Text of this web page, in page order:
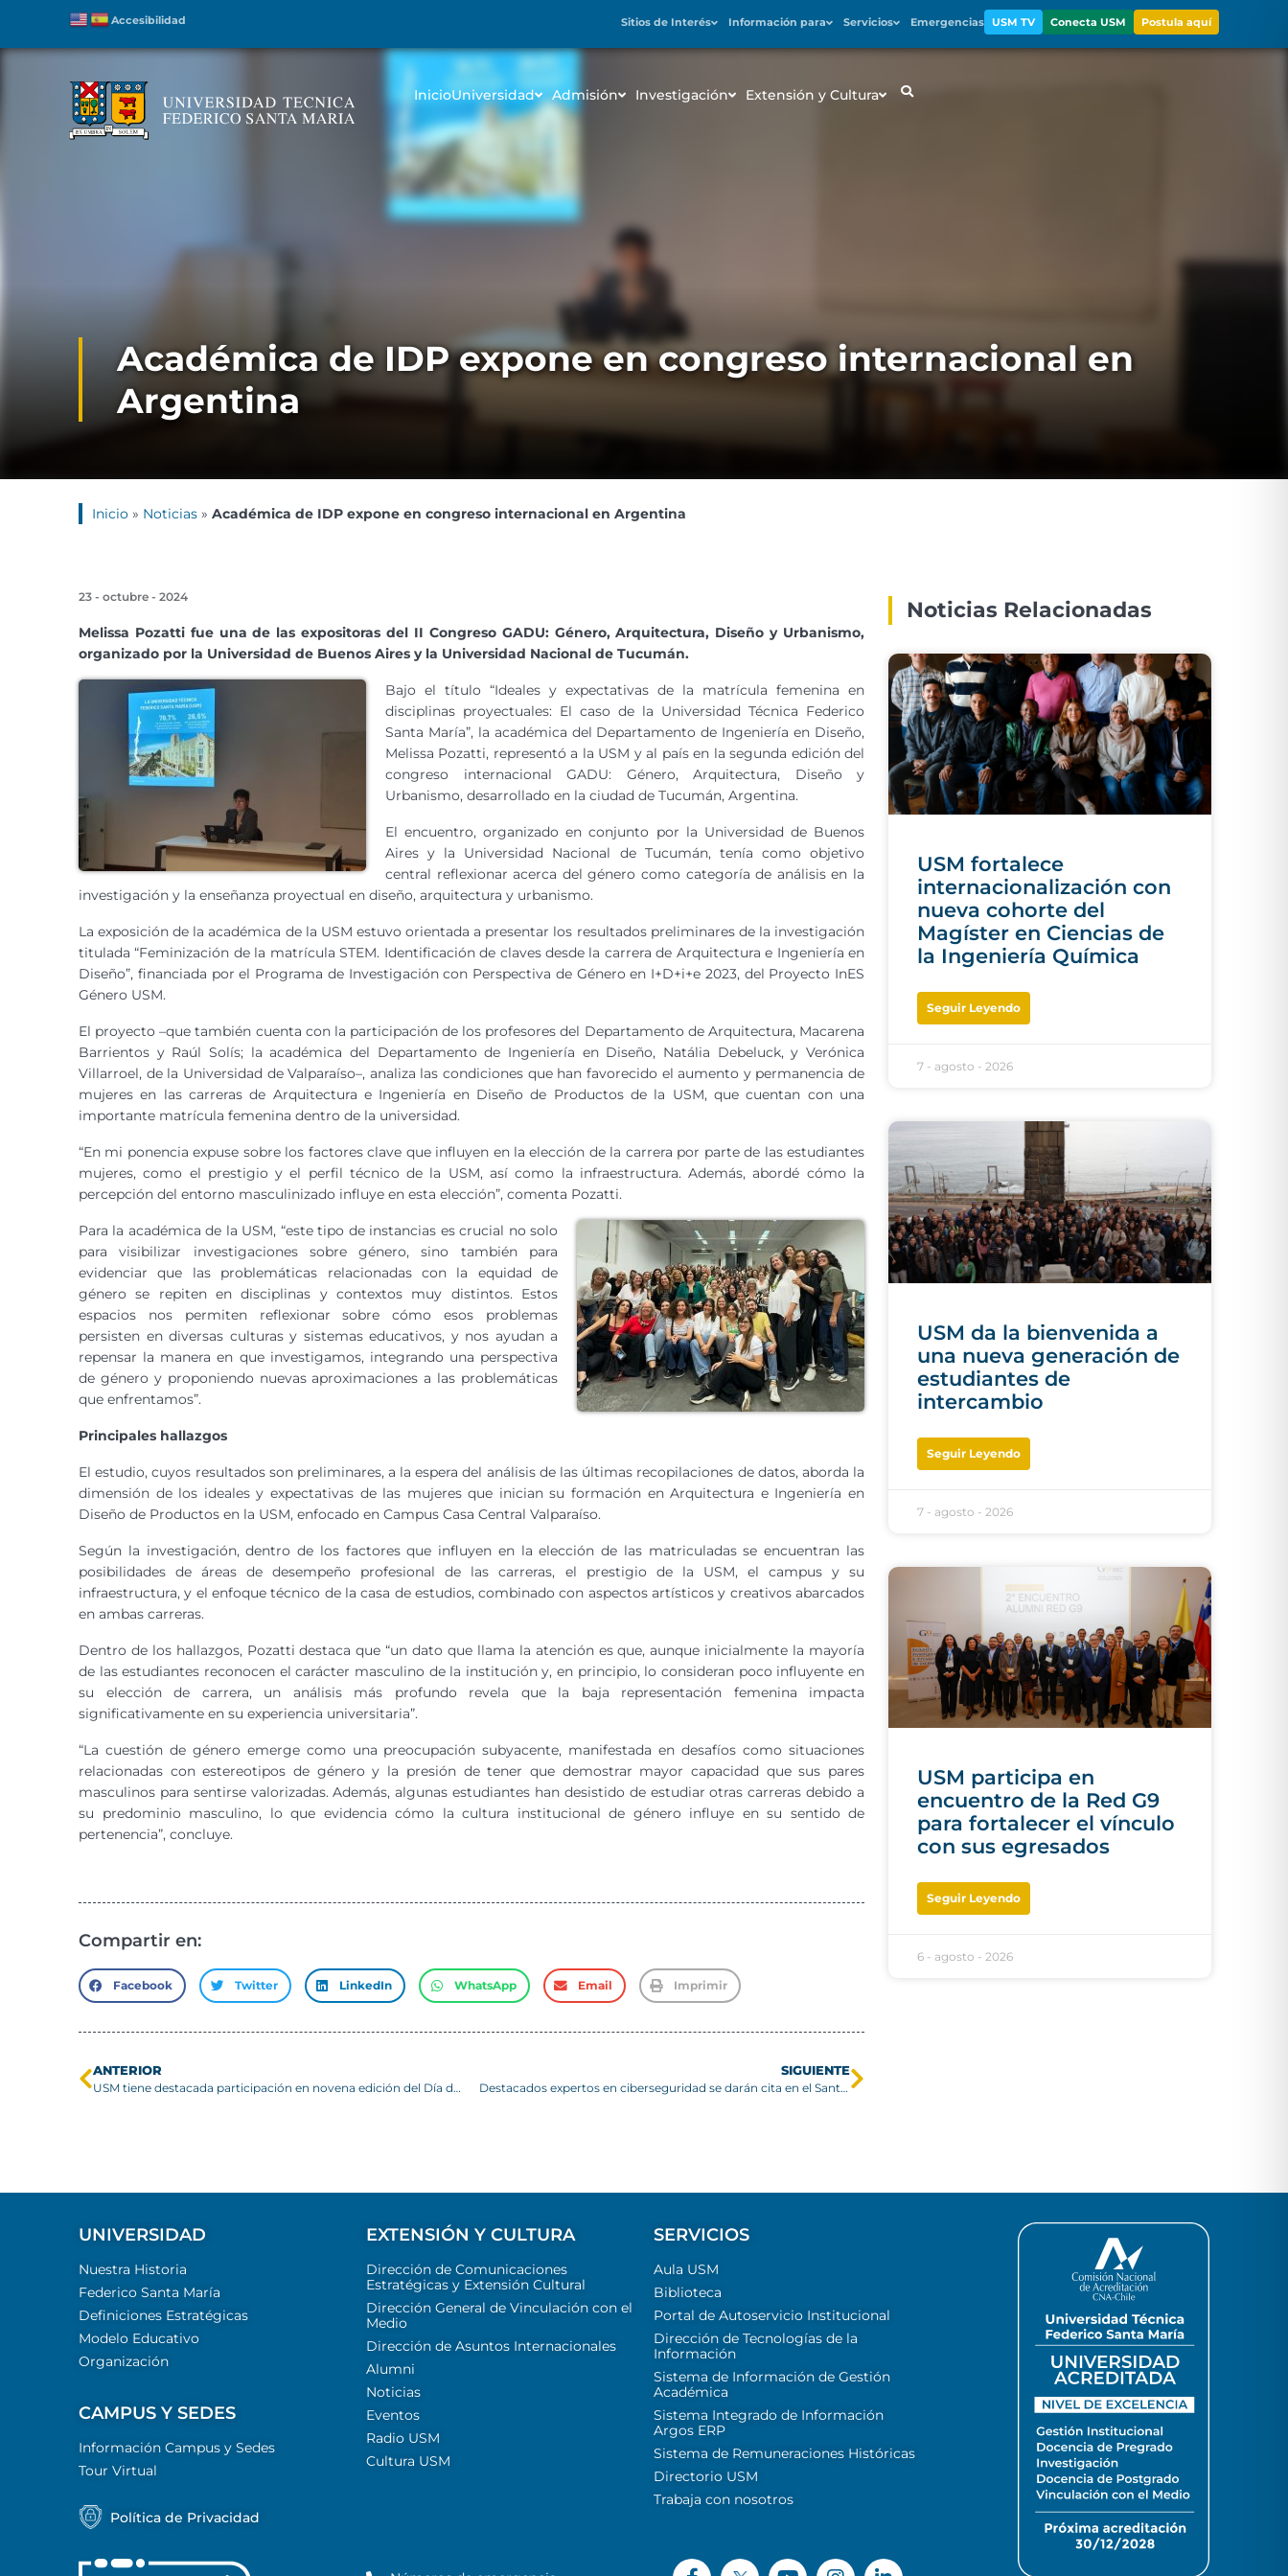
Accesibilidad Sitios de Interés Información para Servicios Emergencias USM TV Conecta USM Postula aquí
InicioUniversidad Admisión Investigación Extensión y Cultura
Académica de IDP expone en congreso internacional en
Argentina
Inicio » Noticias » Académica de IDP expone en congreso internacional en Argentina
23 - octubre - 2024
Melissa Pozatti fue una de las expositoras del II Congreso GADU: Género, Arquitectura, Diseño y Urbanismo,
organizado por la Universidad de Buenos Aires y la Universidad Nacional de Tucumán.
Bajo el título “Ideales y expectativas de la matrícula femenina en
disciplinas proyectuales: El caso de la Universidad Técnica Federico
Santa María”, la académica del Departamento de Ingeniería en Diseño,
Melissa Pozatti, representó a la USM y al país en la segunda edición del
congreso internacional GADU: Género, Arquitectura, Diseño y
Urbanismo, desarrollado en la ciudad de Tucumán, Argentina.
El encuentro, organizado en conjunto por la Universidad de Buenos
Aires y la Universidad Nacional de Tucumán, tenía como objetivo
central reflexionar acerca del género como categoría de análisis en la
investigación y la enseñanza proyectual en diseño, arquitectura y urbanismo.
La exposición de la académica de la USM estuvo orientada a presentar los resultados preliminares de la investigación
titulada “Feminización de la matrícula STEM. Identificación de claves desde la carrera de Arquitectura e Ingeniería en
Diseño”, financiada por el Programa de Investigación con Perspectiva de Género en I+D+i+e 2023, del Proyecto InES
Género USM.
El proyecto –que también cuenta con la participación de los profesores del Departamento de Arquitectura, Macarena
Barrientos y Raúl Solís; la académica del Departamento de Ingeniería en Diseño, Natália Debeluck, y Verónica
Villarroel, de la Universidad de Valparaíso–, analiza las condiciones que han favorecido el aumento y permanencia de
mujeres en las carreras de Arquitectura e Ingeniería en Diseño de Productos de la USM, que cuentan con una
importante matrícula femenina dentro de la universidad.
“En mi ponencia expuse sobre los factores clave que influyen en la elección de la carrera por parte de las estudiantes
mujeres, como el prestigio y el perfil técnico de la USM, así como la infraestructura. Además, abordé cómo la
percepción del entorno masculinizado influye en esta elección”, comenta Pozatti.
Para la académica de la USM, “este tipo de instancias es crucial no solo
para visibilizar investigaciones sobre género, sino también para
evidenciar que las problemáticas relacionadas con la equidad de
género se repiten en disciplinas y contextos muy distintos. Estos
espacios nos permiten reflexionar sobre cómo esos problemas
persisten en diversas culturas y sistemas educativos, y nos ayudan a
repensar la manera en que investigamos, integrando una perspectiva
de género y proponiendo nuevas aproximaciones a las problemáticas
que enfrentamos”.
Principales hallazgos
El estudio, cuyos resultados son preliminares, a la espera del análisis de las últimas recopilaciones de datos, aborda la
dimensión de los ideales y expectativas de las mujeres que inician su formación en Arquitectura e Ingeniería en
Diseño de Productos en la USM, enfocado en Campus Casa Central Valparaíso.
Según la investigación, dentro de los factores que influyen en la elección de las matriculadas se encuentran las
posibilidades de áreas de desempeño profesional de las carreras, el prestigio de la USM, el campus y su
infraestructura, y el enfoque técnico de la casa de estudios, combinado con aspectos artísticos y creativos abarcados
en ambas carreras.
Dentro de los hallazgos, Pozatti destaca que “un dato que llama la atención es que, aunque inicialmente la mayoría
de las estudiantes reconocen el carácter masculino de la institución y, en principio, lo consideran poco influyente en
su elección de carrera, un análisis más profundo revela que la baja representación femenina impacta
significativamente en su experiencia universitaria”.
“La cuestión de género emerge como una preocupación subyacente, manifestada en desafíos como situaciones
relacionadas con estereotipos de género y la presión de tener que demostrar mayor capacidad que sus pares
masculinos para sentirse valorizadas. Además, algunas estudiantes han desistido de estudiar otras carreras debido a
su predominio masculino, lo que evidencia cómo la cultura institucional de género influye en su sentido de
pertenencia”, concluye.
Compartir en:
Facebook Twitter LinkedIn WhatsApp Email Imprimir
ANTERIOR
USM tiene destacada participación en novena edición del Día del Tomate
SIGUIENTE
Destacados expertos en ciberseguridad se darán cita en el Santa María Cyber Summit 2024
Noticias Relacionadas
USM fortalece
internacionalización con
nueva cohorte del
Magíster en Ciencias de
la Ingeniería Química
Seguir Leyendo
7 - agosto - 2026
USM da la bienvenida a
una nueva generación de
estudiantes de
intercambio
Seguir Leyendo
7 - agosto - 2026
USM participa en
encuentro de la Red G9
para fortalecer el vínculo
con sus egresados
Seguir Leyendo
6 - agosto - 2026
UNIVERSIDAD
Nuestra Historia
Federico Santa María
Definiciones Estratégicas
Modelo Educativo
Organización
CAMPUS Y SEDES
Información Campus y Sedes
Tour Virtual
Política de Privacidad
EXTENSIÓN Y CULTURA
Dirección de Comunicaciones
Estratégicas y Extensión Cultural
Dirección General de Vinculación con el
Medio
Dirección de Asuntos Internacionales
Alumni
Noticias
Eventos
Radio USM
Cultura USM
SERVICIOS
Aula USM
Biblioteca
Portal de Autoservicio Institucional
Dirección de Tecnologías de la
Información
Sistema de Información de Gestión
Académica
Sistema Integrado de Información
Argos ERP
Sistema de Remuneraciones Históricas
Directorio USM
Trabaja con nosotros